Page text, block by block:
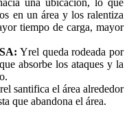
en un área y los ralentiza
tiempo de carga, mayor
Yrel queda rodeada por
absorbe los ataques y la
santifica el área alrededor
que abandona el área.